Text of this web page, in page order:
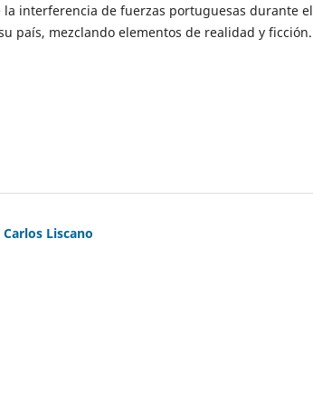
la interferencia de fuerzas portuguesas durante el
país, mezclando elementos de realidad y ficción.
Liscano